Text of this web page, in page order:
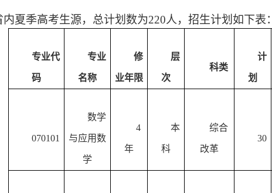
夏季高考生源，总计划数为220人，招生计划如下表：
专业代
码
专业
名称
修
业年限
层
次
科类
计
划
070101
数学
与应用数
学
4
年
本
科
综合
改革
30